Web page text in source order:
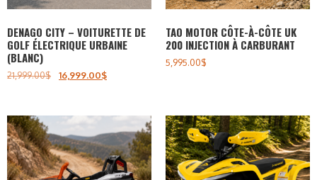
DENAGO CITY – VOITURETTE DE
GOLF ÉLECTRIQUE URBAINE
(BLANC)
21,999.00$ 16,999.00$
TAO MOTOR CÔTE-À-CÔTE UK
200 INJECTION À CARBURANT
5,995.00$